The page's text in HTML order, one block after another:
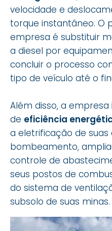
velocidade e
torque instantâneo. O
empresa é substituir
a diesel por
concluir o processo
tipo de veículo até o
Além disso, a
de eficiência
a eletrificação de suas
bombeamento,
controle de
seus postos de
do sistema de
subsolo de suas minas.